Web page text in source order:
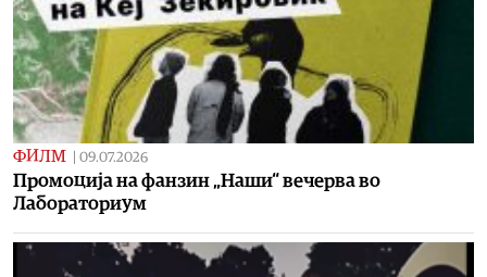
ФИЛМ 09.07.2026
Промоција на фанзин „Наши“ вечерва во
Лабораториум